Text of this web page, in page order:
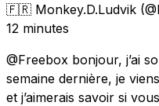
🇫🇷 Monkey.D.Ludvik
12 minutes
@Freebox bonjour, j’ai
semaine dernière, je
et j’aimerais savoir si